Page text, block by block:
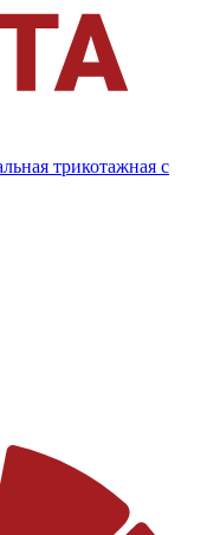
трикотажная с